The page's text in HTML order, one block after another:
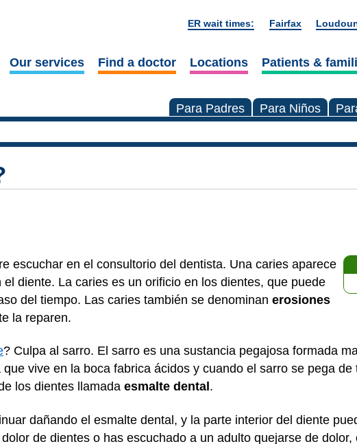
ER wait times: Fairfax
Our services Find a doctor Locations Patients &
Para Padres Para Niños
escuchar en el consultorio del dentista. Una caries aparece
diente. La caries es un orificio en los dientes, que puede
del tiempo. Las caries también se denominan erosiones
la reparen.
? Culpa al sarro. El sarro es una sustancia pegajosa formada
vive en la boca fabrica ácidos y cuando el sarro se pega de
los dientes llamada esmalte dental .
dañando el esmalte dental, y la parte interior del diente
de dientes o has escuchado a un adulto quejarse de dolor,